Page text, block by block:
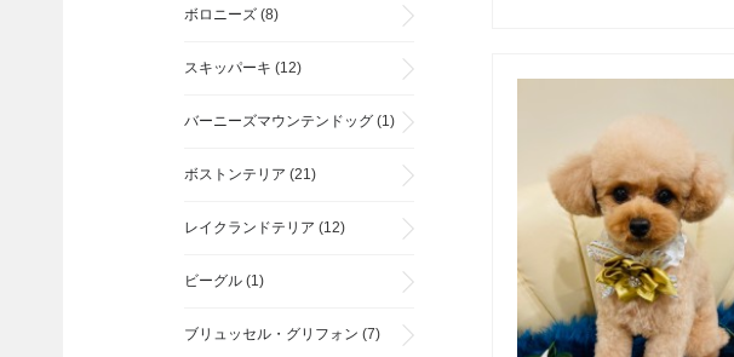
ボロニーズ (8)
スキッパーキ (12)
バーニーズマウンテンドッグ (1)
ボストンテリア (21)
レイクランドテリア (12)
ビーグル (1)
ブリュッセル・グリフォン (7)